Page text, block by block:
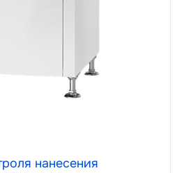
нанесения